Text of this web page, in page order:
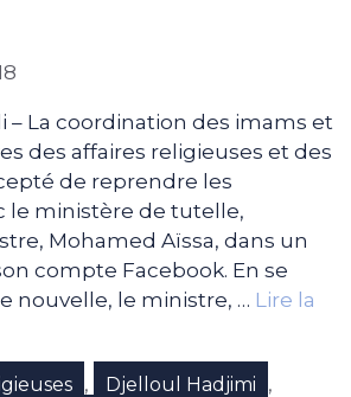
– La coordination des imams et
des affaires religieuses et des
de reprendre les
le ministère de tutelle,
Mohamed Aïssa, dans un
compte Facebook. En se
nouvelle, le ministre, … Lire la
, Djelloul Hadjimi ,